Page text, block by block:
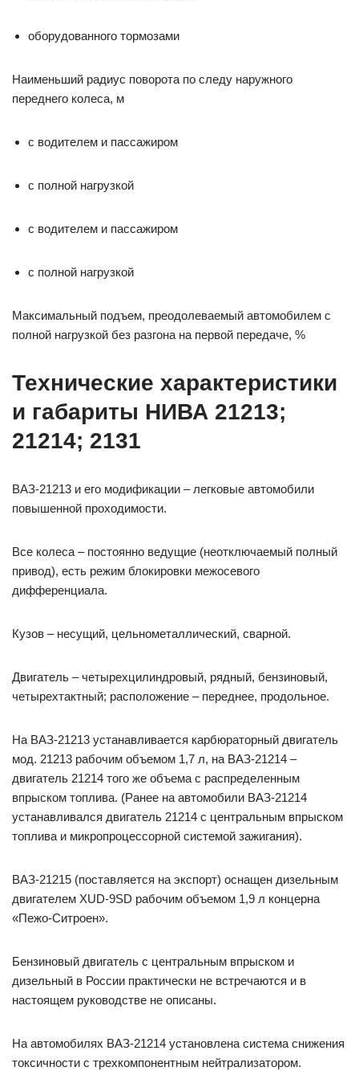
оборудованного тормозами
Наименьший радиус поворота по следу наружного
переднего колеса, м
с водителем и пассажиром
с полной нагрузкой
с водителем и пассажиром
с полной нагрузкой
Максимальный подъем, преодолеваемый автомобилем с
полной нагрузкой без разгона на первой передаче, %
Технические характеристики
и габариты НИВА 21213;
21214; 2131
ВАЗ-21213 и его модификации – легковые автомобили
повышенной проходимости.
Все колеса – постоянно ведущие (неотключаемый полный
привод), есть режим блокировки межосевого
дифференциала.
Кузов – несущий, цельнометаллический, сварной.
Двигатель – четырехцилиндровый, рядный, бензиновый,
четырехтактный; расположение – переднее, продольное.
На ВАЗ-21213 устанавливается карбюраторный двигатель
мод. 21213 рабочим объемом 1,7 л, на ВАЗ-21214 –
двигатель 21214 того же объема с распределенным
впрыском топлива. (Ранее на автомобили ВАЗ-21214
устанавливался двигатель 21214 с центральным впрыском
топлива и микропроцессорной системой зажигания).
ВАЗ-21215 (поставляется на экспорт) оснащен дизельным
двигателем XUD-9SD рабочим объемом 1,9 л концерна
«Пежо-Ситроен».
Бензиновый двигатель с центральным впрыском и
дизельный в России практически не встречаются и в
настоящем руководстве не описаны.
На автомобилях ВАЗ-21214 установлена система снижения
токсичности с трехкомпонентным нейтрализатором.